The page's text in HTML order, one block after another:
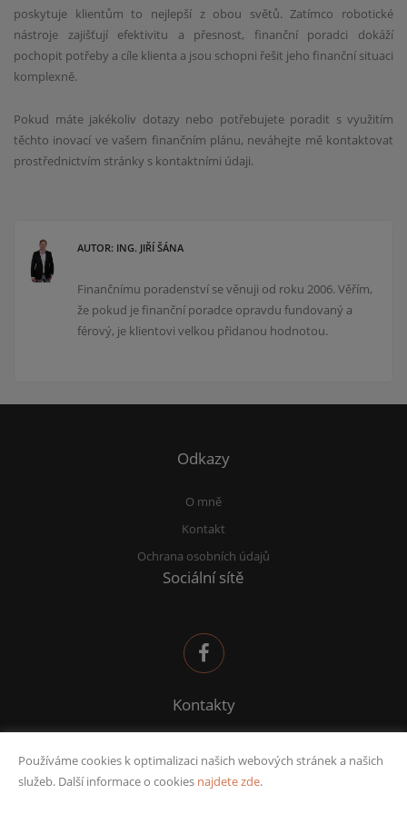
poskytuje klientům to nejlepší z obou světů. Zatímco robotické
nástroje zajišťují efektivitu a přesnost, finanční poradci dokáží
pochopit potřeby a cíle klienta a jsou schopni řešit jeho finanční situaci
komplexně.
Pokud máte jakékoliv dotazy nebo potřebujete poradit s využitím
těchto inovací ve vašem finančním plánu, neváhejte mě kontaktovat
prostřednictvím stránky s kontaktními údaji.
AUTOR: ING. JIŘÍ ŠÁNA
Finančnímu poradenství se věnuji od roku 2006. Věřím,
že pokud je finanční poradce opravdu fundovaný a
férový, je klientovi velkou přidanou hodnotou.
Odkazy
O mně
Kontakt
Ochrana osobních údajů
Sociální sítě
Kontakty
732 582 969
Používáme cookies k optimalizaci našich webových stránek a našich
služeb. Další informace o cookies najdete zde.